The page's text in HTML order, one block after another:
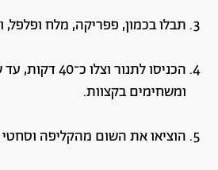
תבלו בכמון, פפריקה, מלח ופלפל,
הכניסו לתנור
ומשחימים בקצוות.
הוציאו את השום מהקליפה וסחטי